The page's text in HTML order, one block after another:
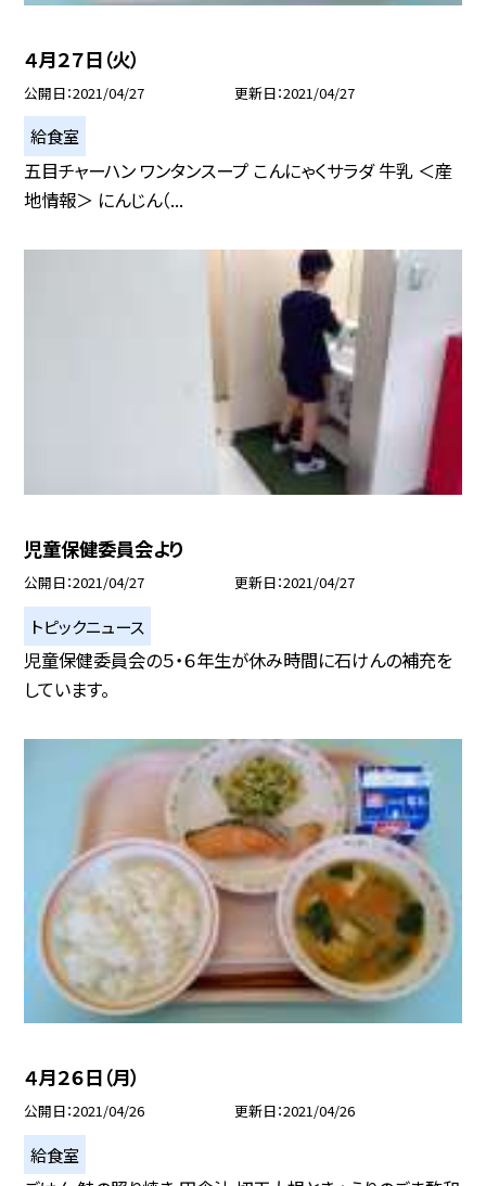
４月２７日（火）
公開日 2021/04/27 更新日 2021/04/27
給食室
五目チャーハン ワンタンスープ こんにゃくサラダ 牛乳 ＜産
地情報＞ にんじん（...
児童保健委員会より
公開日 2021/04/27 更新日 2021/04/27
トピックニュース
児童保健委員会の５・６年生が休み時間に石けんの補充を
しています。
４月２６日（月）
公開日 2021/04/26 更新日 2021/04/26
給食室